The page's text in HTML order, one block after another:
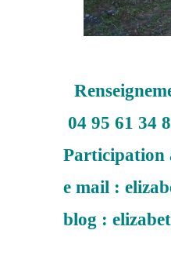
04 95 61 34
Participation
e mail :
blog :